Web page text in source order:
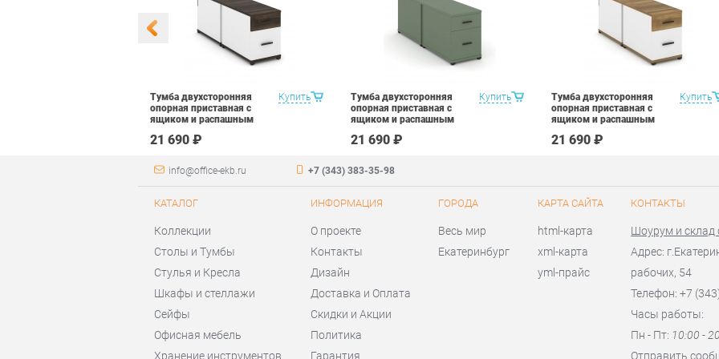
Купить
Тумба двухсторонняя
опорная приставная с
ящиком и распашным
CN.DTGO-004 B/W Дуб
Черный
21 690 ₽
Купить
Тумба двухсторонняя
опорная приставная с
ящиком и распашным
CN.DTGO-004 B/W Кобо
21 690 ₽
Купить
Тумба двухсторонняя
опорная приставная с
ящиком и распашным
CN.DTGO-004 B/W Сандал
21 690 ₽
info@office-ekb.ru +7 (343) 383-35-98
КАТАЛОГ
Коллекции
Столы и Тумбы
Стулья и Кресла
Шкафы и стеллажи
Сейфы
Офисная мебель
Хранение инструментов
ИНФОРМАЦИЯ
О проекте
Контакты
Дизайн
Доставка и Оплата
Скидки и Акции
Политика
Гарантия
ГОРОДА
Весь мир
Екатеринбург
КАРТА САЙТА
html-карта
xml-карта
yml-прайс
КОНТАКТЫ
Шоурум и склад
Адрес:
рабочих, 54
Телефон: +7
Часы работы:
Пн - Пт: 10:00 -
Отправить